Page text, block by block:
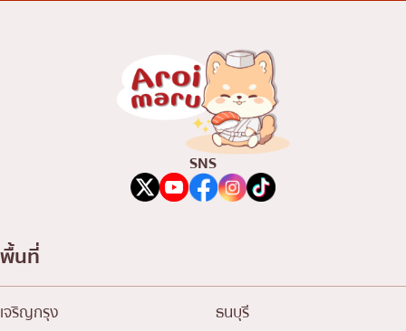
SNS
พื้นที่
เจริญกรุง
ธนบุรี